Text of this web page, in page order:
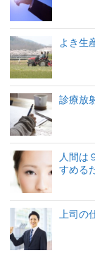
よき生
診療放
人間は
すめる
上司の